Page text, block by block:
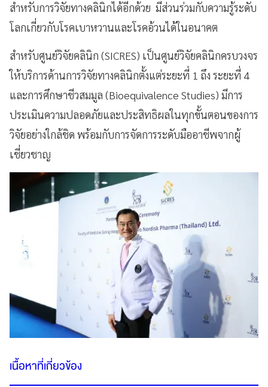
สำหรับการวิจัยทางคลินิกได้อีกด้วย มีส่วนร่วมกับความรู้ระดับ
โลกเกี่ยวกับโรคเบาหวานและโรคอ้วนได้ในอนาคต
สำหรับศูนย์วิจัยคลินิก (SICRES) เป็นศูนย์วิจัยคลินิกครบวงจร
ให้บริการด้านการวิจัยทางคลินิกตั้งแต่ระยะที่ 1 ถึง ระยะที่ 4
และการศึกษาชีวสมมูล (Bioequivalence Studies) มีการ
ประเมินความปลอดภัยและประสิทธิผลในทุกขั้นตอนของการ
วิจัยอย่างใกล้ชิด พร้อมกับการจัดการระดับมืออาชีพจากผู้
เชี่ยวชาญ
เนื้อหาที่เกี่ยวข้อง